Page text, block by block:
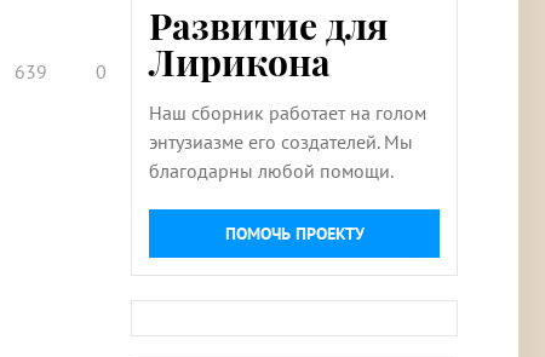
639 0
Развитие для
Лирикона
Наш сборник работает на голом
энтузиазме его создателей. Мы
благодарны любой помощи.
ПОМОЧЬ ПРОЕКТУ